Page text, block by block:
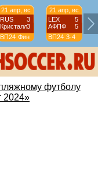
21 апр, вс
RUS
3
Кристалл3
ВП24 Фин
21 апр, вс
LEX
5
АФПФ
5
ВП24 3-4
футболу
2024»